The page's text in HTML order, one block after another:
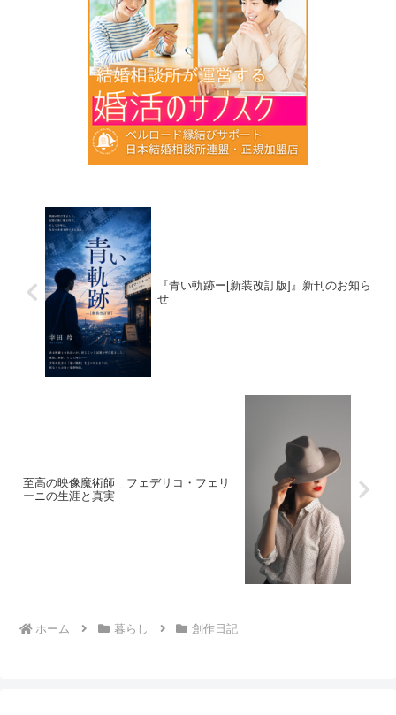
『青い軌跡ー[新装改訂版]』新刊のお知ら
せ
至高の映像魔術師＿フェデリコ・フェリ
ーニの生涯と真実
ホーム 暮らし 創作日記